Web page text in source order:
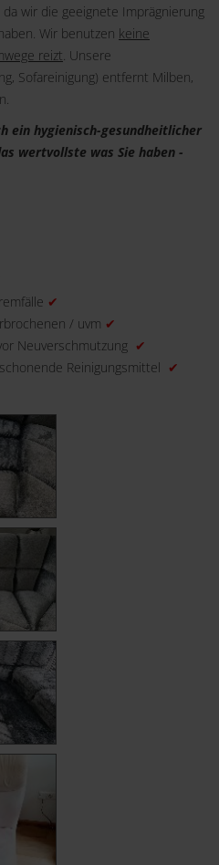
wir die geeignete Imprägnierung
Wir benutzen keine
reizt. Unsere
Sofareinigung) entfernt Milben,
ein hygienisch-gesundheitlicher
wertvollste was Sie haben -
✔
/ uvm ✔
Neuverschmutzung ✔
Reinigungsmittel ✔